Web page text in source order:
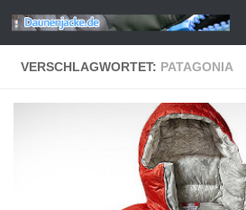
Zum Inhalt springen
VERSCHLAGWORTET: PATAGONIA